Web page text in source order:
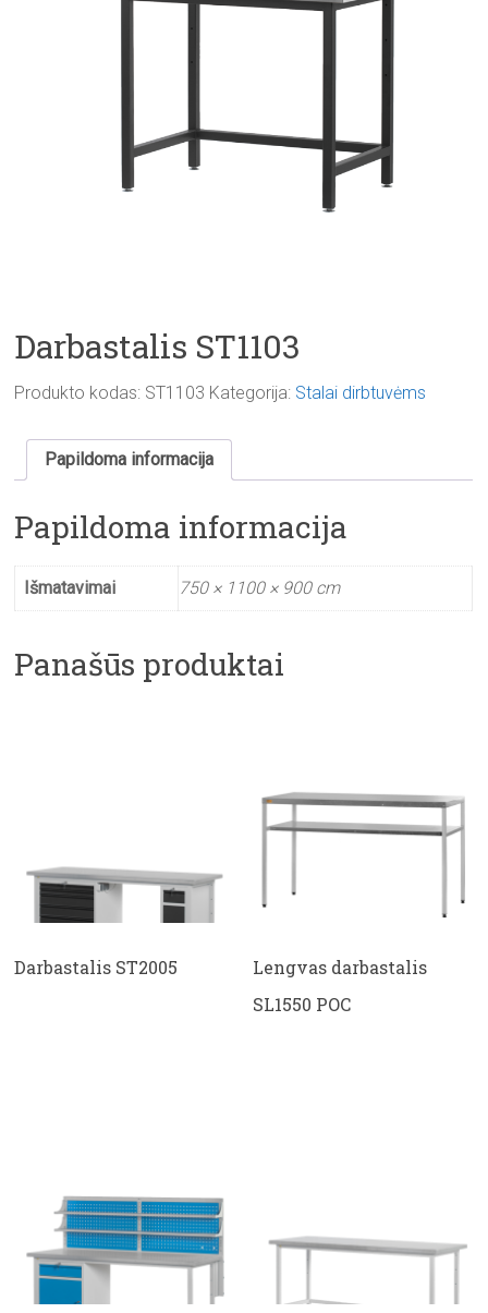
Darbastalis ST1103
Produkto kodas: ST1103 Kategorija: Stalai dirbtuvėms
Papildoma informacija
Papildoma informacija
Išmatavimai 750 × 1100 × 900 cm
Panašūs produktai
Darbastalis ST2005
Lengvas darbastalis
SL1550 POC